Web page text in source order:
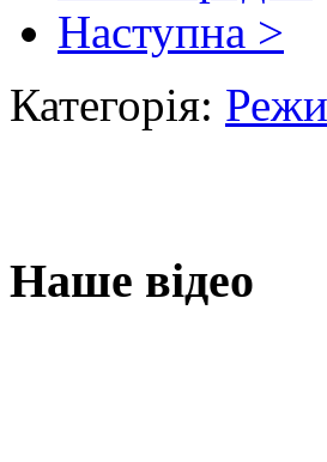
Наступна >
Категорія:
Наше відео